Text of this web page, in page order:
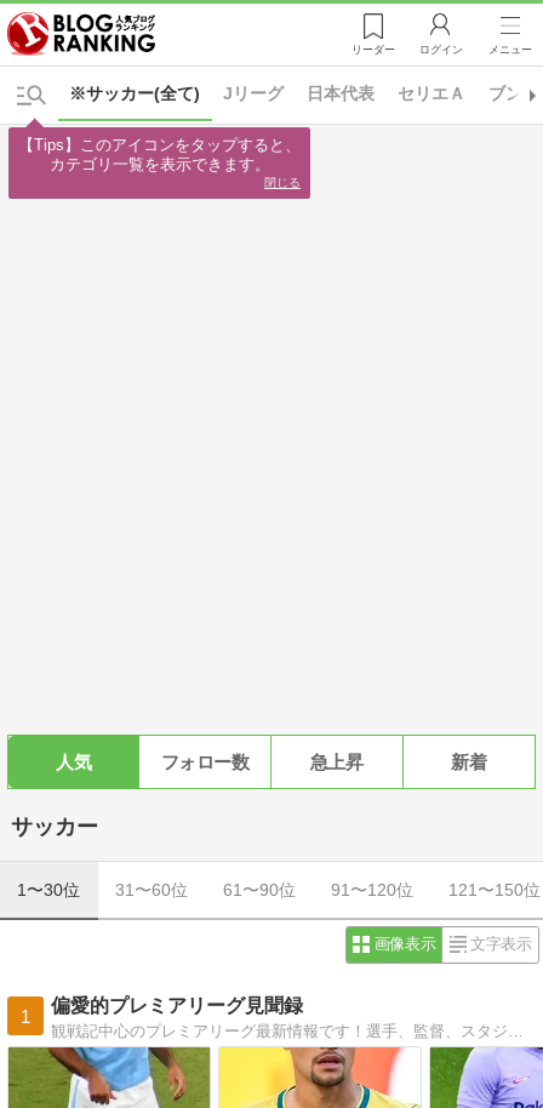
リーダー ログイン メニュー
※サッカー(全て) Jリーグ 日本代表 セリエＡ ブン
人気 フォロー数 急上昇 新着
サッカー
1〜30位 31〜60位 61〜90位 91〜120位 121〜150位
画像表示 文字表示
1
偏愛的プレミアリーグ見聞録
【Tips】このアイコンをタップすると、
カテゴリ一覧を表示できます。
閉じる